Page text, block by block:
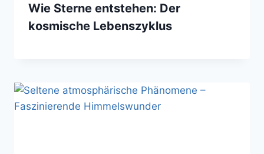
Wie Sterne entstehen: Der
kosmische Lebenszyklus